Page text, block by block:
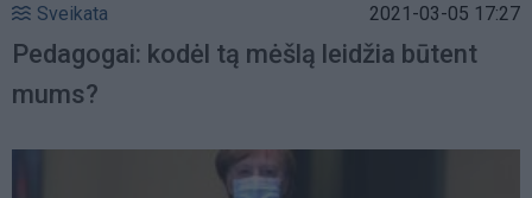
Sveikata 2021-03-05 17:27
Pedagogai: kodėl tą mėšlą leidžia būtent
mums?